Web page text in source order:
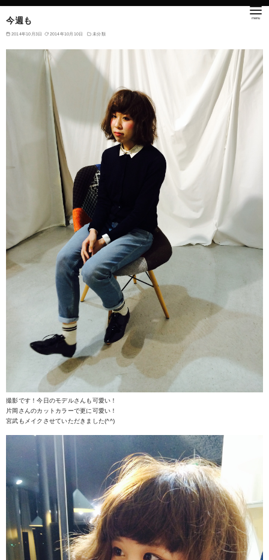
今週も
2014年10月3日 2014年10月10日 未分類
撮影です！今日のモデルさんも可愛い！
片岡さんのカットカラーで更に可愛い！
宮武もメイクさせていただきました(^^)